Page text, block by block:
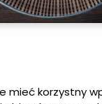
korzystny